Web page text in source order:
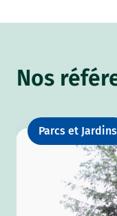
Nos
Parcs et Jardins